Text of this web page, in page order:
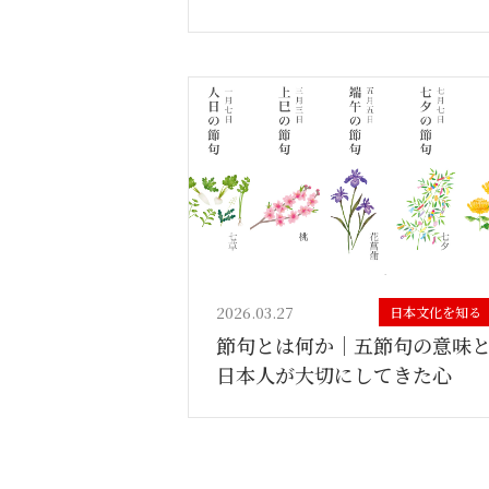
2026.03.27 日本文化を知る
節句とは何か｜五節句の意味
日本人が大切にしてきた心